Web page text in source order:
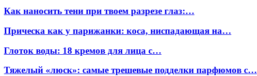
Как наносить тени при твоем разрезе глаз:…
Прическа как у парижанки: коса, ниспадающая на…
Глоток воды: 18 кремов для лица с…
Тяжелый «люск»: самые трешевые подделки парфюмов с…